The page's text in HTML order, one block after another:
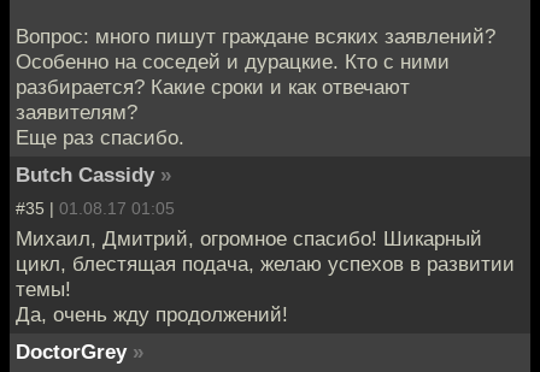
Вопрос: много пишут граждане всяких заявлений?
Особенно на соседей и дурацкие. Кто с ними
разбирается? Какие сроки и как отвечают
заявителям?
Еще раз спасибо.
Butch Cassidy »
#35 | 01.08.17 01:05
Михаил, Дмитрий, огромное спасибо! Шикарный
цикл, блестящая подача, желаю успехов в развитии
темы!
Да, очень жду продолжений!
DoctorGrey »